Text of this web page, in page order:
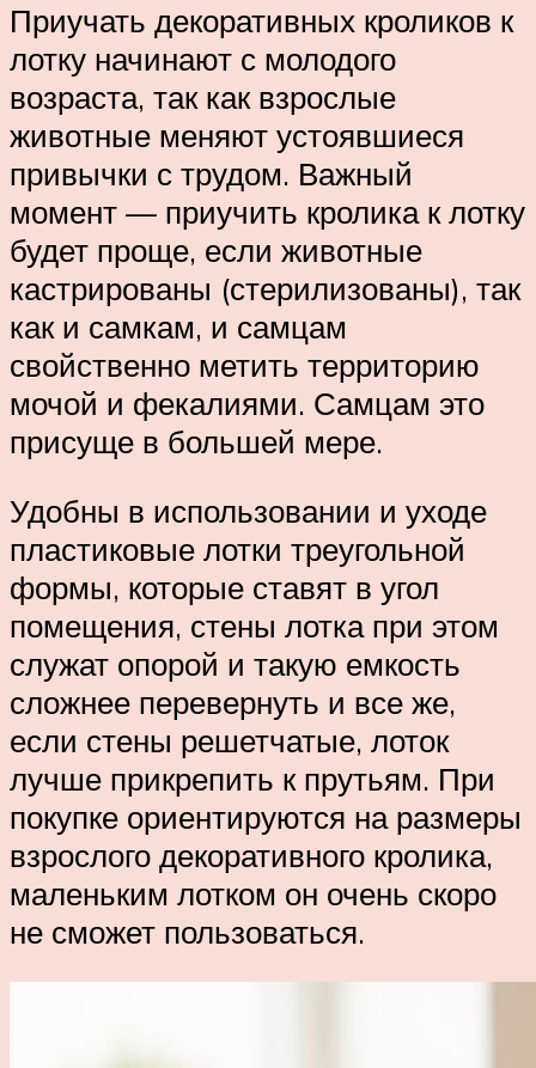
Приучать декоративных кроликов к
лотку начинают с молодого
возраста, так как взрослые
животные меняют устоявшиеся
привычки с трудом. Важный
момент — приучить кролика к лотку
будет проще, если животные
кастрированы (стерилизованы), так
как и самкам, и самцам
свойственно метить территорию
мочой и фекалиями. Самцам это
присуще в большей мере.
Удобны в использовании и уходе
пластиковые лотки треугольной
формы, которые ставят в угол
помещения, стены лотка при этом
служат опорой и такую емкость
сложнее перевернуть и все же,
если стены решетчатые, лоток
лучше прикрепить к прутьям. При
покупке ориентируются на размеры
взрослого декоративного кролика,
маленьким лотком он очень скоро
не сможет пользоваться.